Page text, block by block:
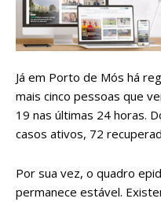
Já em Porto de Mós há
mais cinco pessoas que
19 nas últimas 24 horas.
casos ativos, 72
Por sua vez, o quadro
permanece estável.